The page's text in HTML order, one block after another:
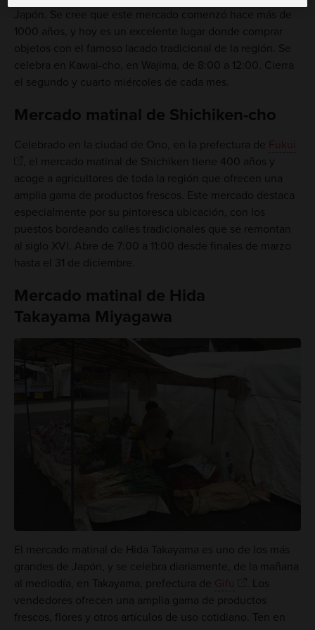
Japón. Se cree que este mercado comenzó hace más de
1000 años, y hoy es un excelente lugar donde comprar
objetos con el famoso lacado tradicional de la región. Se
celebra en Kawai-cho, en Wajima, de 8:00 a 12:00. Cierra
el segundo y cuarto miércoles de cada mes.
Mercado matinal de Shichiken-cho
Celebrado en la ciudad de Ono, en la prefectura de Fukui
, el mercado matinal de Shichiken tiene 400 años y
acoge a agricultores de toda la región que ofrecen una
amplia gama de productos frescos. Este mercado destaca
especialmente por su pintoresca ubicación, con los
puestos bordeando calles tradicionales que se remontan
al siglo XVI. Abre de 7:00 a 11:00 desde finales de marzo
hasta el 31 de diciembre.
Mercado matinal de Hida
Takayama Miyagawa
El mercado matinal de Hida Takayama es uno de los más
grandes de Japón, y se celebra diariamente, de la mañana
al mediodía, en Takayama, prefectura de Gifu
. Los
vendedores ofrecen una amplia gama de productos
frescos, flores y otros artículos de uso cotidiano. Ten en